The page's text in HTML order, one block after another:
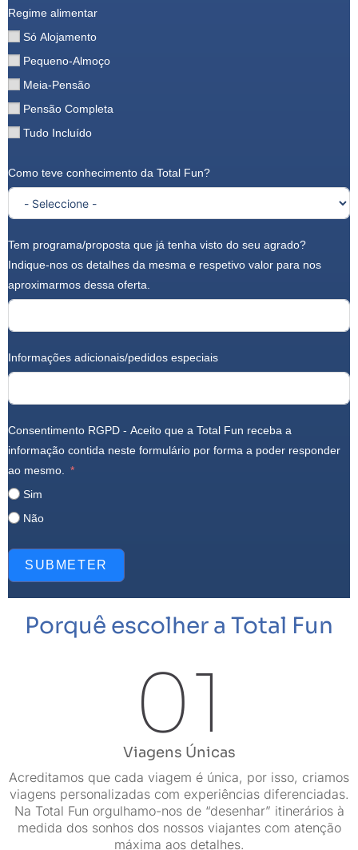
Regime alimentar
Só Alojamento
Pequeno-Almoço
Meia-Pensão
Pensão Completa
Tudo Incluído
Como teve conhecimento da Total Fun?
Tem programa/proposta que já tenha visto do seu agrado?
Indique-nos os detalhes da mesma e respetivo valor para nos
aproximarmos dessa oferta.
Informações adicionais/pedidos especiais
Consentimento RGPD - Aceito que a Total Fun receba a
informação contida neste formulário por forma a poder responder
ao mesmo.
Sim
Não
SUBMETER
Porquê escolher a Total Fun
01
Viagens Únicas
Acreditamos que cada viagem é única, por isso, criamos
viagens personalizadas com experiências diferenciadas.
Na Total Fun orgulhamo-nos de “desenhar” itinerários à
medida dos sonhos dos nossos viajantes com atenção
máxima aos detalhes.